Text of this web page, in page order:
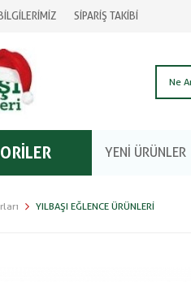
SİPARİŞ TAKİBİ
YENİ ÜRÜNLER
YILBAŞI EĞLENCE ÜRÜNLERI